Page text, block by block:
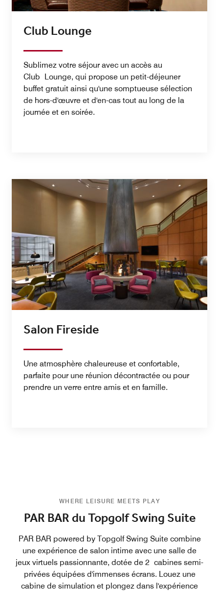
Club Lounge
Sublimez votre séjour avec un accès au
Club Lounge, qui propose un petit-déjeuner
buffet gratuit ainsi qu'une somptueuse sélection
de hors-d'œuvre et d'en-cas tout au long de la
journée et en soirée.
Salon Fireside
Une atmosphère chaleureuse et confortable,
parfaite pour une réunion décontractée ou pour
prendre un verre entre amis et en famille.
WHERE LEISURE MEETS PLAY
PAR BAR du Topgolf Swing Suite
PAR BAR powered by Topgolf Swing Suite combine
une expérience de salon intime avec une salle de
jeux virtuels passionnante, dotée de 2 cabines semi-
privées équipées d'immenses écrans. Louez une
cabine de simulation et plongez dans l'expérience